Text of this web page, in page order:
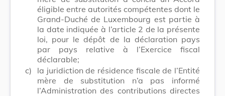
éligible entre autorités compétentes dont le
Grand-Duché de Luxembourg est partie à
la date indiquée à l’article 2 de la présente
loi, pour le dépôt de la déclaration pays
par pays relative à l’Exercice fiscal
déclarable;
c)
la juridiction de résidence fiscale de l’Entité
mère de substitution n’a pas informé
l’Administration des contributions directes